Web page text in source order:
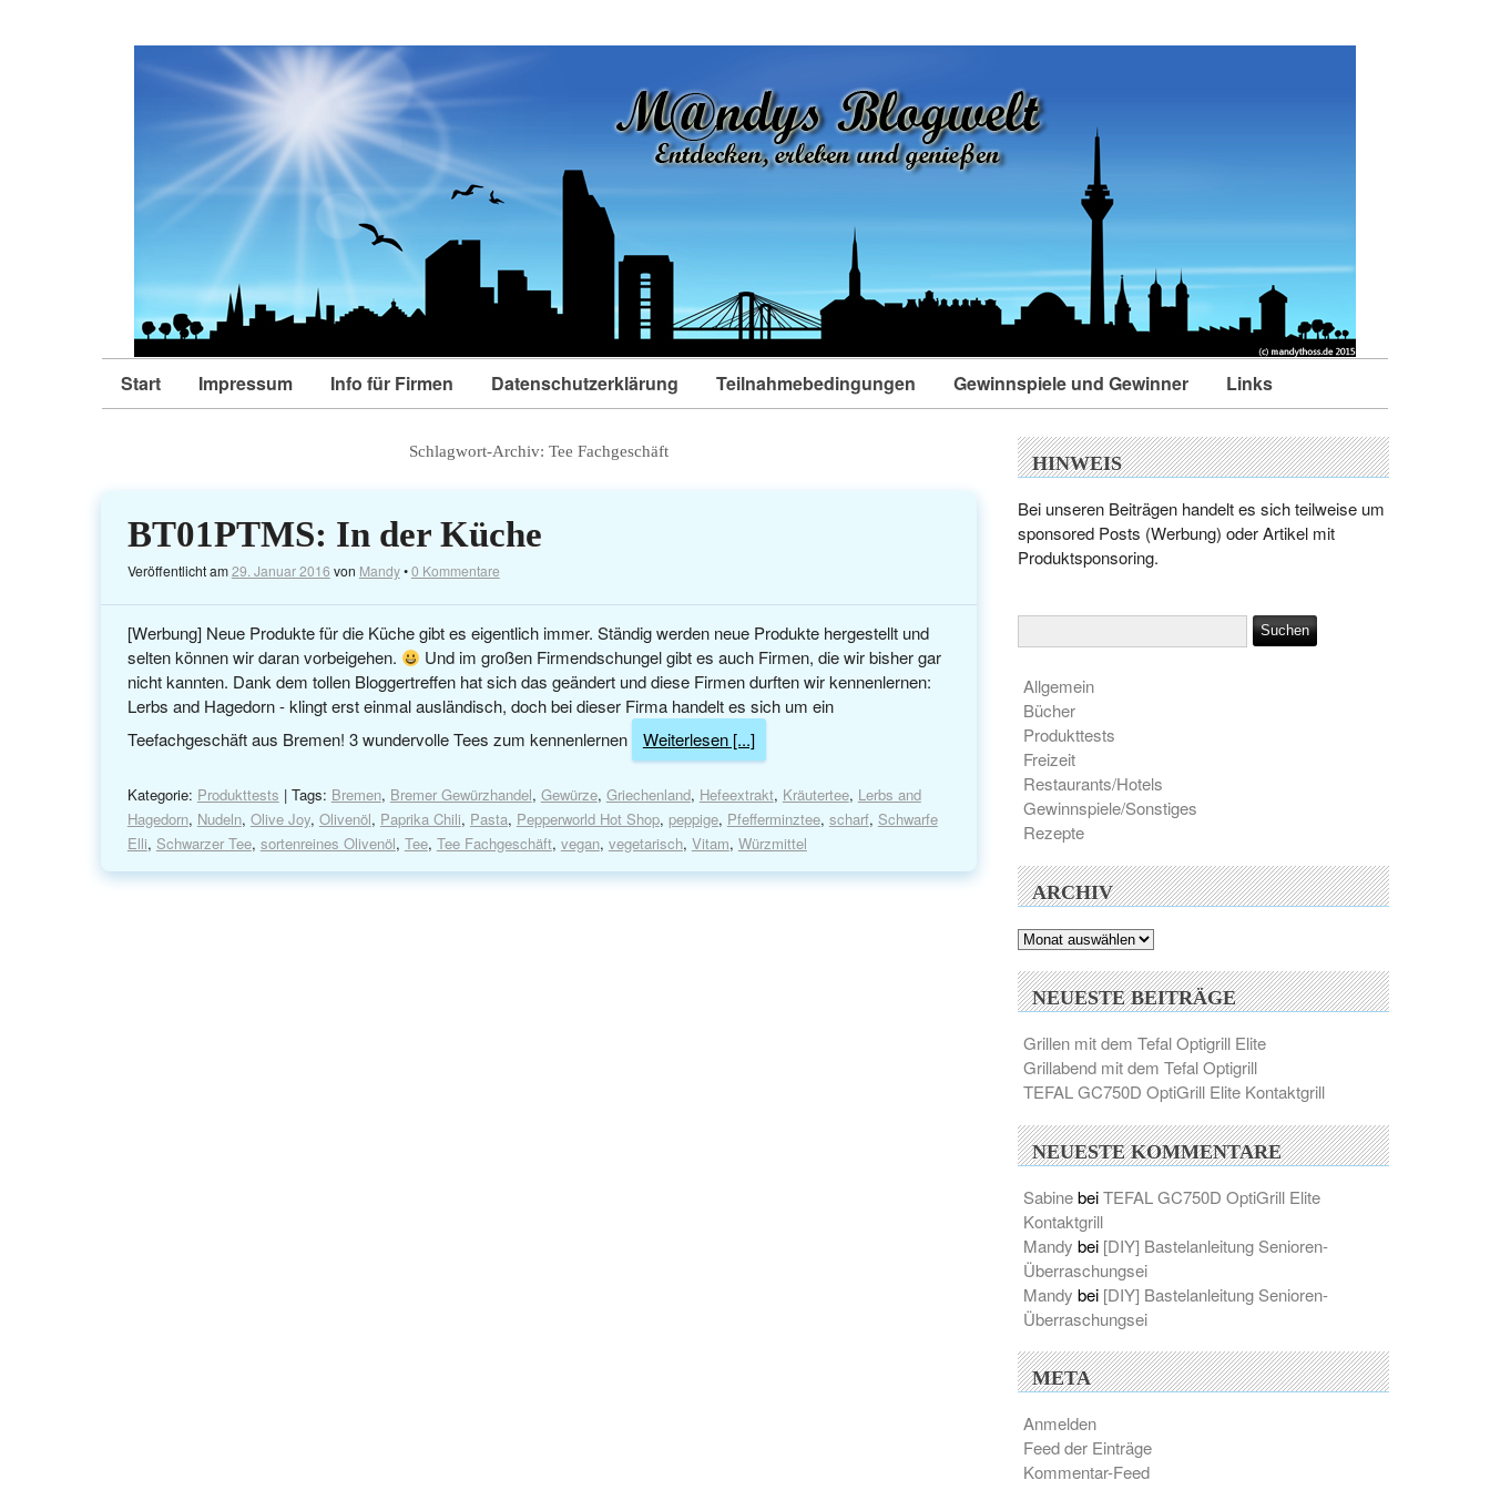
Start Impressum Info für Firmen Datenschutzerklärung Teilnahmebedingungen Gewinnspiele und Gewinner Links
Schlagwort-Archiv:Tee Fachgeschäft
BT01PTMS: In der Küche
Veröffentlicht am29. Januar 2016 von Mandy•0 Kommentare
[Werbung] Neue Produkte für die Küche gibt es eigentlich immer. Ständig werden neue Produkte hergestellt und
selten können wir daran vorbeigehen.
Und im großen Firmendschungel gibt es auch Firmen, die wir bisher gar
nicht kannten. Dank dem tollen Bloggertreffen hat sich das geändert und diese Firmen durften wir kennenlernen:
Lerbs and Hagedorn - klingt erst einmal ausländisch, doch bei dieser Firma handelt es sich um ein
Teefachgeschäft aus Bremen! 3 wundervolle Tees zum kennenlernen
Weiterlesen [...]
Kategorie: Produkttests | Tags: Bremen, Bremer Gewürzhandel, Gewürze, Griechenland, Hefeextrakt, Kräutertee, Lerbs and
Hagedorn, Nudeln, Olive Joy, Olivenöl, Paprika Chili, Pasta, Pepperworld Hot Shop, peppige, Pfefferminztee, scharf, Schwarfe
Elli, Schwarzer Tee, sortenreines Olivenöl, Tee, Tee Fachgeschäft, vegan, vegetarisch, Vitam, Würzmittel
HINWEIS
Bei unseren Beiträgen handelt es sich teilweise um
sponsored Posts (Werbung) oder Artikel mit
Produktsponsoring.
Allgemein
Bücher
Produkttests
Freizeit
Restaurants/Hotels
Gewinnspiele/Sonstiges
Rezepte
ARCHIV
Archiv
NEUESTE BEITRÄGE
Grillen mit dem Tefal Optigrill Elite
Grillabend mit dem Tefal Optigrill
TEFAL GC750D OptiGrill Elite Kontaktgrill
NEUESTE KOMMENTARE
SabinebeiTEFAL GC750D OptiGrill Elite
Kontaktgrill
Mandy bei [DIY] Bastelanleitung Senioren-
Überraschungsei
Mandy bei [DIY] Bastelanleitung Senioren-
Überraschungsei
META
Anmelden
Feed der Einträge
Kommentar-Feed